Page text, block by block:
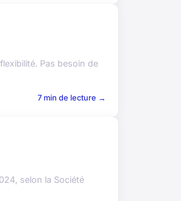
Pas besoin de
7 min de lecture →
selon la Société